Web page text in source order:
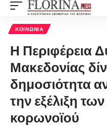
ΚΟΙΝΩΝΊΑ
Η Περιφέρεια
Μακεδονίας
δημοσιότητα
την εξέλιξη
κορωνοϊού